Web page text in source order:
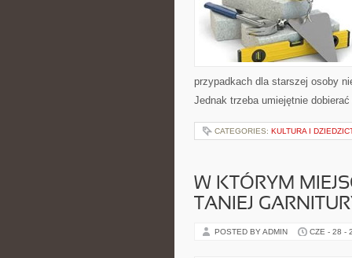
przypadkach dla starszej osoby
Jednak trzeba umiejętnie
CATEGORIES: KULTURA I
W KTÓRYM
TANIEJ
POSTED BY ADMIN CZE - 28 -